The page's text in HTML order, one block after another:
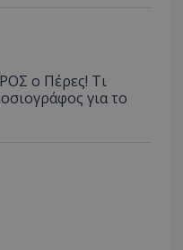
ο Πέρες! Τι
για το